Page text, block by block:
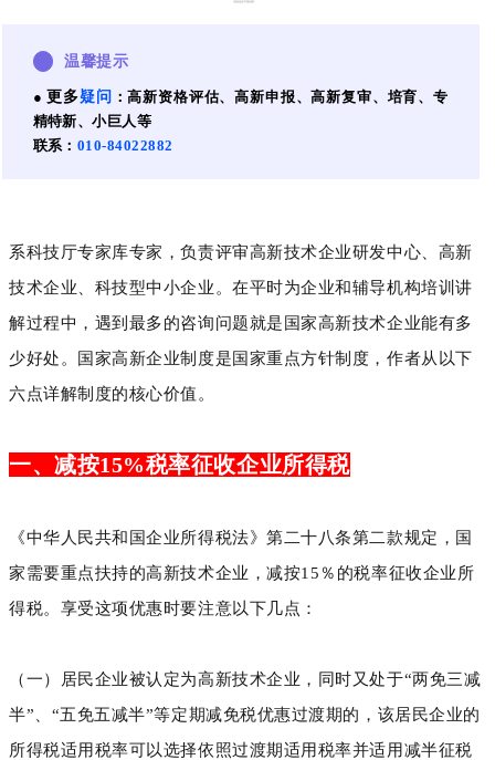
温馨提示
● 更多疑问 ：高新资格评估、高新申报、高新复审、培育、专
精特新、小巨人等
联系： 010-84022882
系科技厅专家库专家，负责评审高新技术企业研发中心、高新
技术企业、科技型中小企业。在平时为企业和辅导机构培训讲
解过程中，遇到最多的咨询问题就是国家高新技术企业能有多
少好处。国家高新企业制度是国家重点方针制度，作者从以下
六点详解制度的核心价值。
一、减按15%税率征收企业所得税
《中华人民共和国企业所得税法》第二十八条第二款规定，国
家需要重点扶持的高新技术企业，减按15％的税率征收企业所
得税。享受这项优惠时要注意以下几点：
（一）居民企业被认定为高新技术企业，同时又处于“两免三减
半”、“五免五减半”等定期减免税优惠过渡期的，该居民企业的
所得税适用税率可以选择依照过渡期适用税率并适用减半征税